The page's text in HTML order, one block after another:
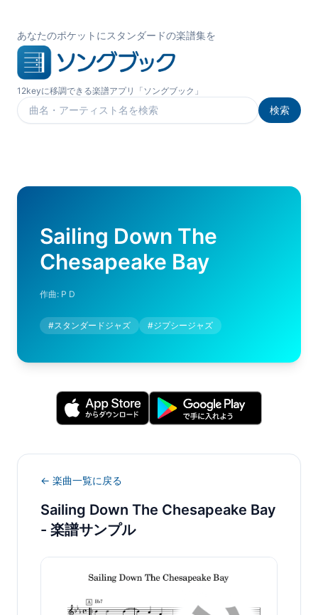
あなたのポケットにスタンダードの楽譜集を
12keyに移調できる楽譜アプリ「ソングブック」
楽曲を検索
検索
Sailing Down The
Chesapeake Bay
作曲: P D
#スタンダードジャズ #ジプシージャズ
← 楽曲一覧に戻る
Sailing Down The Chesapeake Bay
- 楽譜サンプル